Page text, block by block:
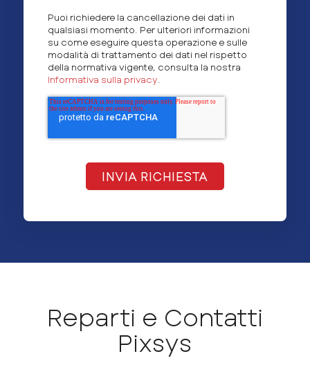
Puoi richiedere la cancellazione dei dati in
qualsiasi momento. Per ulteriori informazioni
su come eseguire questa operazione e sulle
modalità di trattamento dei dati nel rispetto
della normativa vigente, consulta la nostra
Informativa sulla privacy
Reparti e Contatti
Pixsys